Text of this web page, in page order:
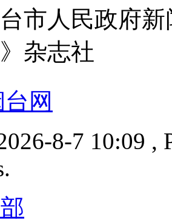
市人民政府
杂志社
网
8-7 10:09 ,